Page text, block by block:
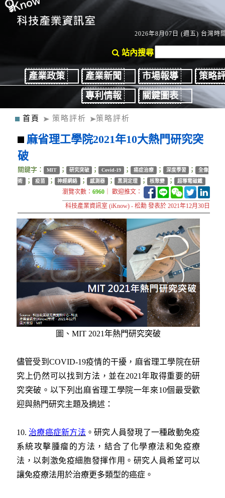
2026年8月07日 (週五) 台灣時
站內搜尋
產業政策 產業新聞 市場報導
策略
專利情報
關鍵圖表
首頁 策略評析 策略評析
麻省理工學院2021年10大熱門研究突
破
關鍵字： MIT ； 研究突破 ； Covid-19 ； 癌症治療 ； 深度學習 ； 全像
術 ； 疫苗 ； 神經網絡 ； 感測器 ； 黑洞定理 ； 核聚變 ； 超導電磁鐵
瀏覽次數：6960 ｜ 歡迎推文：
科技產業資訊室 (iKnow) - 松勳 發表於 2021年12月30日
圖、MIT 2021年熱門研究突破
儘管受到COVID-19疫情的干擾，麻省理工學院在研
究上仍然可以找到方法，並在2021年取得重要的研
究突破。以下列出麻省理工學院一年來10個最受歡
迎與熱門研究主題及摘述：
10. 治療癌症新方法 。研究人員發現了一種啟動免疫
系統攻擊腫瘤的方法，結合了化學療法和免疫療
法，以刺激免疫細胞發揮作用。研究人員希望可以
讓免疫療法用於治療更多類型的癌症。